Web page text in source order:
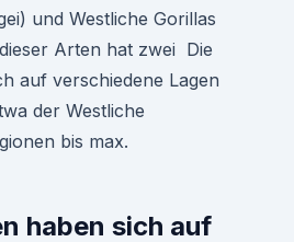
und Westliche Gorillas
Arten hat zwei Die
auf verschiedene Lagen
der Westliche
bis max.
haben sich auf